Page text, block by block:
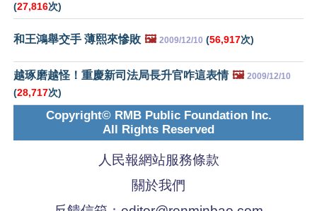
(27,816次)
和王鴻舉交手 薄熙來慘敗 🖼️ 2009/12/10 (56,917次)
越琢磨越怪！重慶新司法局長升官咋這表情 🖼️ 2009/12/10
(28,717次)
Copyright© RMB Public Foundation Inc.
All Rights Reserved
人民報網站服務條款
關於我們